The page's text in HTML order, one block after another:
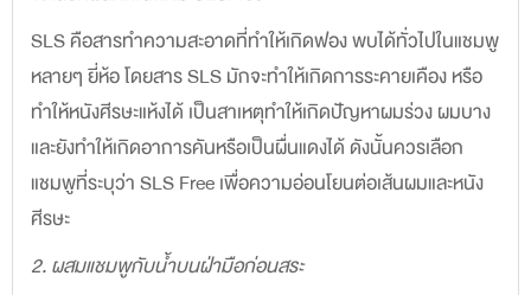
SLS คือสารทำความสะอาดที่ทำให้เกิดฟอง พบได้ทั่วไปในแชมพู
หลายๆ ยี่ห้อ โดยสาร SLS มักจะทำให้เกิดการระคายเคือง หรือ
ทำให้หนังศีรษะแห้งได้ เป็นสาเหตุทำให้เกิดปัญหาผมร่วง ผมบาง
และยังทำให้เกิดอาการคันหรือเป็นผื่นแดงได้ ดังนั้นควรเลือก
แชมพูที่ระบุว่า SLS Free เพื่อความอ่อนโยนต่อเส้นผมและหนัง
ศีรษะ
2. ผสมแชมพูกับน้ำบนฝ่ามือก่อนสระ